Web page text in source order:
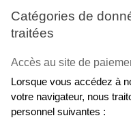
Catégories de
traitées
Accès au site de
Lorsque vous accédez à
votre navigateur, nous
personnel suivantes :